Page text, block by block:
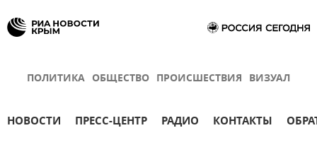
ПОЛИТИКА ОБЩЕСТВО ПРОИСШЕСТВИЯ ВИЗУАЛ
НОВОСТИ ПРЕСС-ЦЕНТР РАДИО КОНТАКТЫ